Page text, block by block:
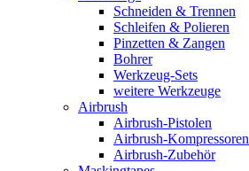
Schneiden & Trennen
Schleifen & Polieren
Pinzetten & Zangen
Bohrer
Werkzeug-Sets
weitere Werkzeuge
Airbrush
Airbrush-Pistolen
Airbrush-Kompressoren
Airbrush-Zubehör